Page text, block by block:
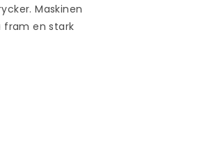
Maskinen
en stark